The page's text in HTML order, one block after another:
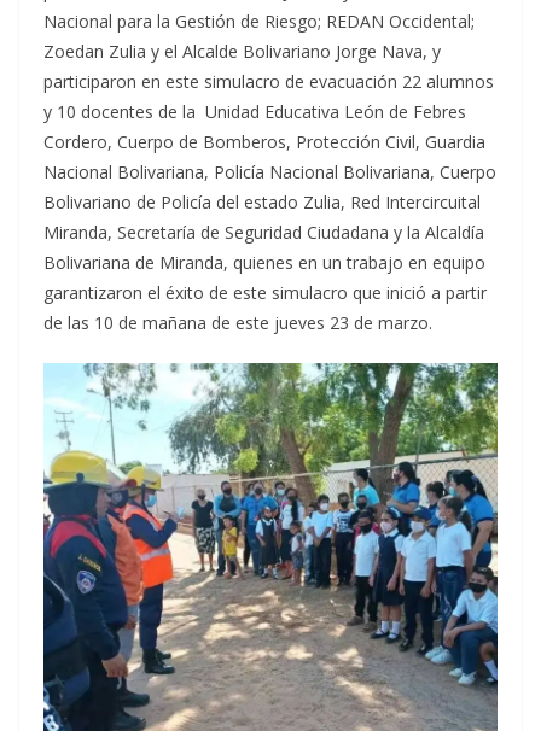
Nacional para la Gestión de Riesgo; REDAN Occidental;
Zoedan Zulia y el Alcalde Bolivariano Jorge Nava, y
participaron en este simulacro de evacuación 22 alumnos
y 10 docentes de la Unidad Educativa León de Febres
Cordero, Cuerpo de Bomberos, Protección Civil, Guardia
Nacional Bolivariana, Policía Nacional Bolivariana, Cuerpo
Bolivariano de Policía del estado Zulia, Red Intercircuital
Miranda, Secretaría de Seguridad Ciudadana y la Alcaldía
Bolivariana de Miranda, quienes en un trabajo en equipo
garantizaron el éxito de este simulacro que inició a partir
de las 10 de mañana de este jueves 23 de marzo.